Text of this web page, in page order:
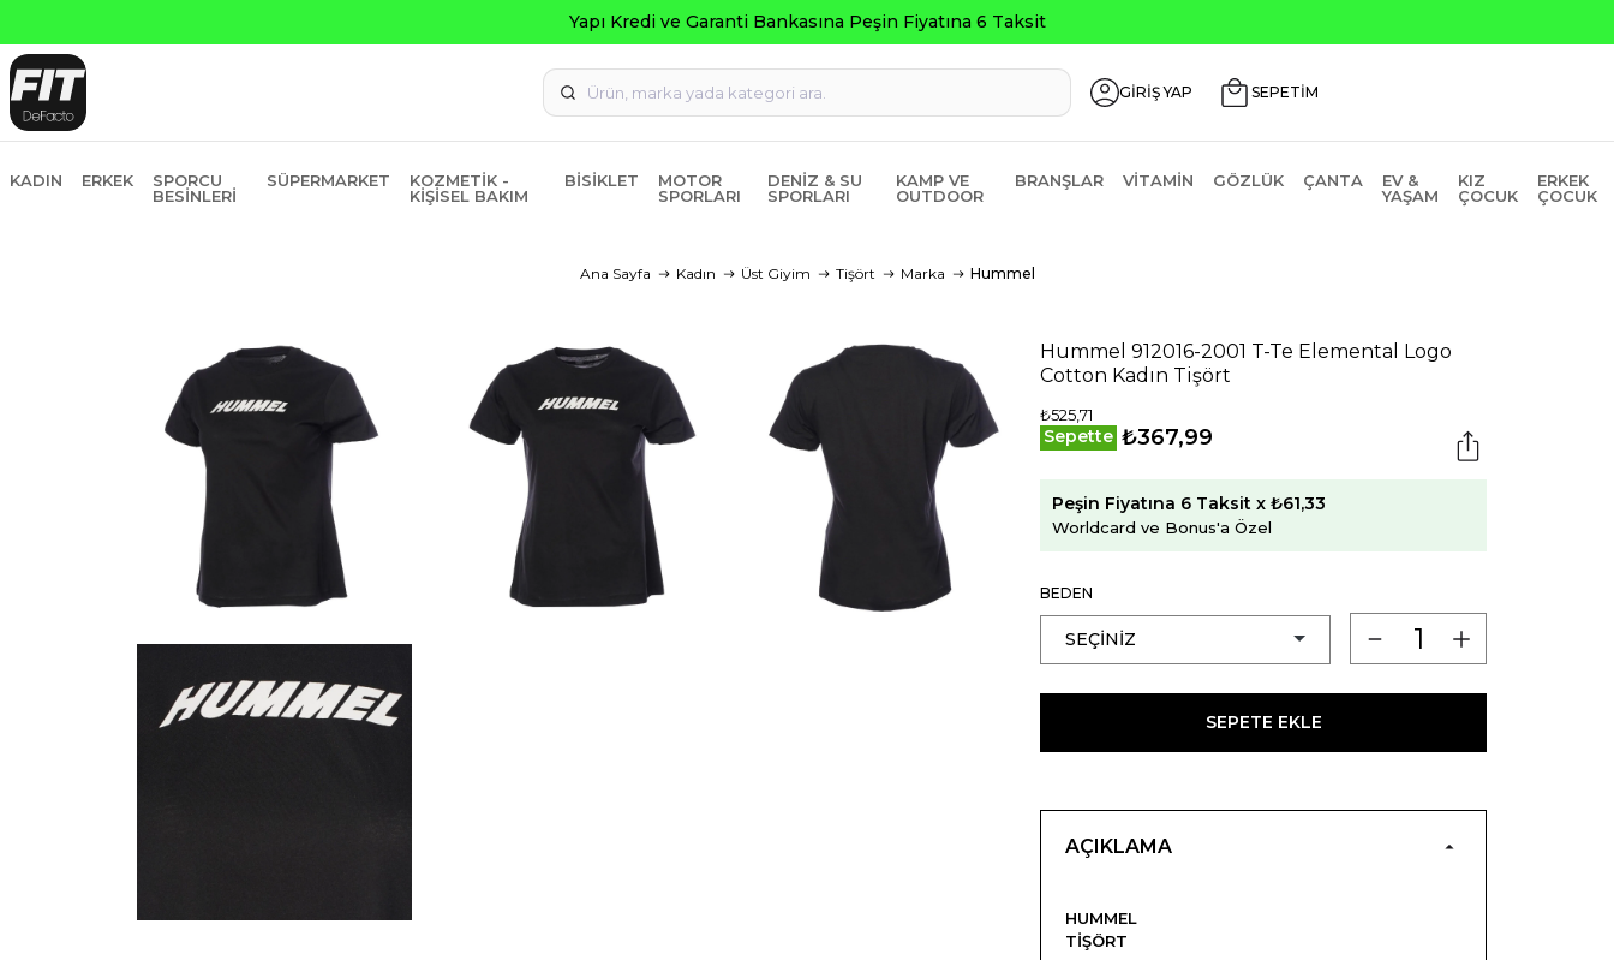
Seçili Ürünlerde ₺2000 Üzeri ₺200 İndirim Kodu: AGUSTOS200
GİRİŞ YAP SEPETİM
KADIN ERKEK
SPORCU
BESINLERI
SÜPERMARKET
KOZMETIK -
KIŞISEL BAKIM
BISIKLET
MOTOR
SPORLARI
DENIZ & SU
SPORLARI
KAMP VE
OUTDOOR
BRANŞLAR VITAMIN GÖZLÜK ÇANTA
EV &
YAŞAM
KIZ
ÇOCUK
ERKEK
ÇOCUK
Ana Sayfa Kadın Üst Giyim Tişört Marka Hummel
Hummel 912016-2001 T-Te Elemental Logo
Cotton Kadın Tişört
₺525,71
Sepette ₺367,99
Peşin Fiyatına 6 Taksit x ₺61,33
Worldcard ve Bonus'a Özel
BEDEN
SEPETE EKLE
AÇIKLAMA
HUMMEL
TIŞÖRT